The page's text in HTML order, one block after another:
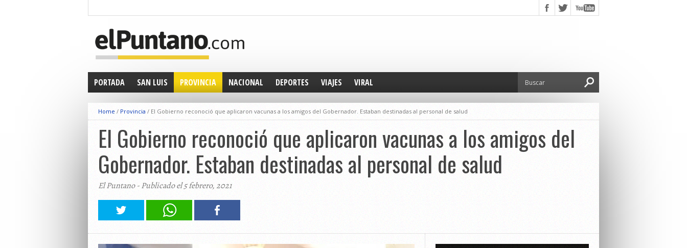
PORTADA SAN LUIS PROVINCIA NACIONAL DEPORTES VIAJES VIRAL
Home / Provincia / El Gobierno reconoció que aplicaron vacunas a los amigos del Gobernador. Estaban destinadas al personal de salud
El Gobierno reconoció que aplicaron vacunas a los amigos del
Gobernador. Estaban destinadas al personal de salud
El Puntano - Publicado el 5 febrero, 2021